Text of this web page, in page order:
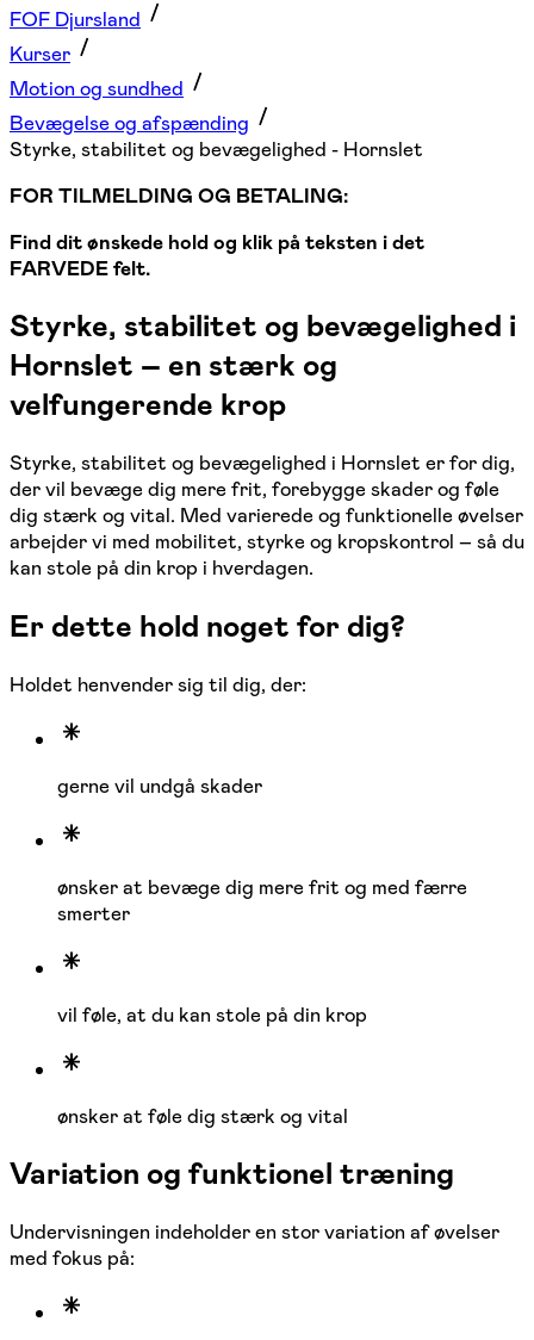
FOF Djursland
Kurser
Motion og sundhed
Bevægelse og afspænding
Styrke, stabilitet og bevægelighed - Hornslet
FOR TILMELDING OG BETALING:
Find dit ønskede hold og klik på teksten i det
FARVEDE felt.
Styrke, stabilitet og bevægelighed i
Hornslet – en stærk og
velfungerende krop
Styrke, stabilitet og bevægelighed i Hornslet er for dig,
der vil bevæge dig mere frit, forebygge skader og føle
dig stærk og vital. Med varierede og funktionelle øvelser
arbejder vi med mobilitet, styrke og kropskontrol – så du
kan stole på din krop i hverdagen.
Er dette hold noget for dig?
Holdet henvender sig til dig, der:
gerne vil undgå skader
ønsker at bevæge dig mere frit og med færre
smerter
vil føle, at du kan stole på din krop
ønsker at føle dig stærk og vital
Variation og funktionel træning
Undervisningen indeholder en stor variation af øvelser
med fokus på: